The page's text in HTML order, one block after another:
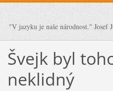
"V jazyku je naše národnost." Josef
Švejk byl
neklidný